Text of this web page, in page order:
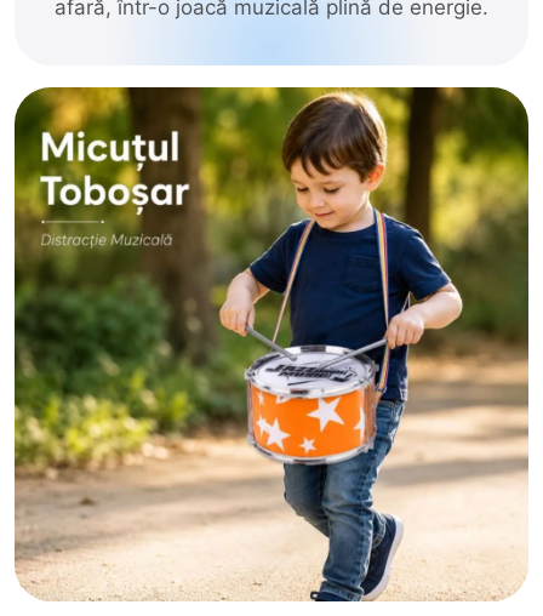
afară, într-o joacă muzicală plină de energie.